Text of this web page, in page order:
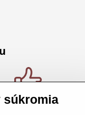
Kvalitné
súkromia